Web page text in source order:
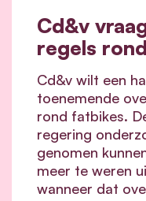
Cd&v
regels
Cd&v wilt een
toenemende
rond fatbikes.
regering
genomen
meer te weren
wanneer dat